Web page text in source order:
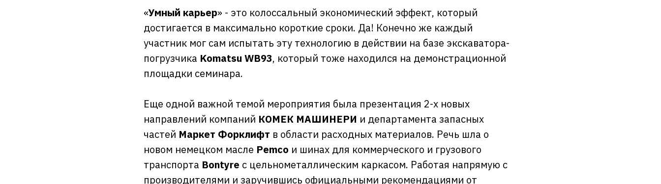
«Умный карьер» - это колоссальный экономический эффект, который
достигается в максимально короткие сроки. Да! Конечно же каждый
участник мог сам испытать эту технологию в действии на базе экскаватора-
погрузчика Komatsu WB93, который тоже находился на демонстрационной
площадки семинара.
Еще одной важной темой мероприятия была презентация 2-х новых
направлений компаний КОМЕК МАШИНЕРИ и департамента запасных
частей Маркет Форклифт в области расходных материалов. Речь шла о
новом немецком масле Pemco и шинах для коммерческого и грузового
транспорта Bontyre с цельнометаллическим каркасом. Работая напрямую с
производителями и заручившись официальными рекомендациями от